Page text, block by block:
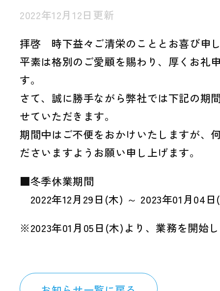
2022年12月12日更新
拝啓 時下益々ご清栄のこととお喜び申
平素は格別のご愛顧を賜わり、厚くお礼
す。
さて、誠に勝手ながら弊社では下記の期
せていただきます。
期間中はご不便をおかけいたしますが、
ださいますようお願い申し上げます。
■冬季休業期間
2022年12月29日(木) ～ 2023年01月04
※2023年01月05日(木)より、業務を開始